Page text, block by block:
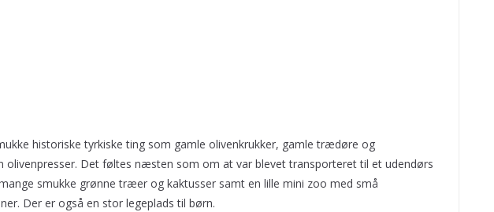
historiske tyrkiske ting som gamle olivenkrukker, gamle trædøre og
olivenpresser. Det føltes næsten som om at var blevet transporteret til et udendørs
smukke grønne træer og kaktusser samt en lille mini zoo med små
Der er også en stor legeplads til børn.